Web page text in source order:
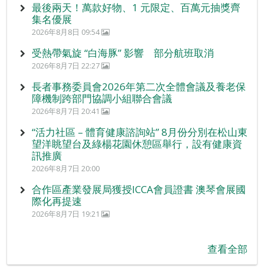
最後兩天！萬款好物、1 元限定、百萬元抽獎齊
集名優展
2026年8月8日 09:54
受熱帶氣旋 “白海豚” 影響 部分航班取消
2026年8月7日 22:27
長者事務委員會2026年第二次全體會議及養老保
障機制跨部門協調小組聯合會議
2026年8月7日 20:41
“活力社區 – 體育健康諮詢站” 8月份分別在松山東
望洋眺望台及綠楊花園休憩區舉行，設有健康資
訊推廣
2026年8月7日 20:00
合作區產業發展局獲授ICCA會員證書 澳琴會展國
際化再提速
2026年8月7日 19:21
查看全部